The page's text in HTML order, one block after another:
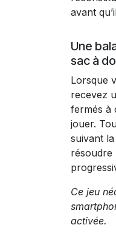
avant
Une
sac à
Lorsque
recevez
fermés à
jouer.
suivant
résoudre
Ce jeu
activée.